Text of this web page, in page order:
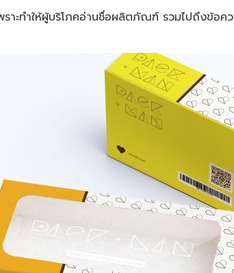
าะทำให้ผู้บริโภคอ่านชื่อผลิตภัณฑ์ รวมไปถึงข้อ